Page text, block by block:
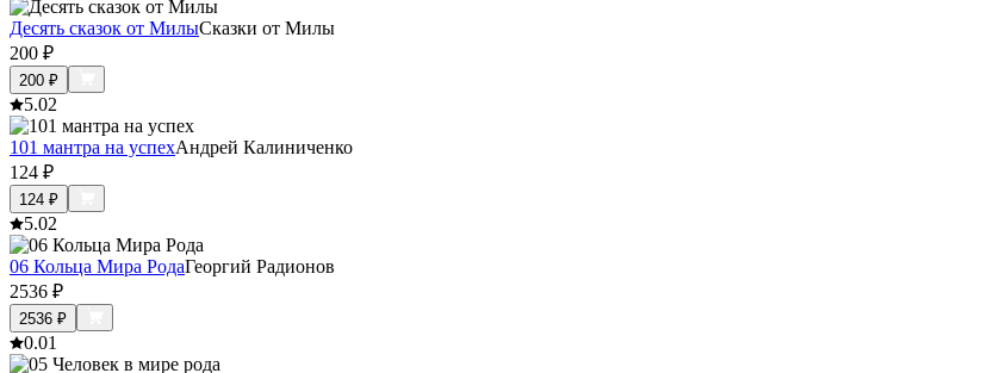
Десять сказок от МилыСказки от Милы
200 ₽
200 ₽
5.02
101 мантра на успехАндрей Калиниченко
124 ₽
124 ₽
5.02
06 Кольца Мира РодаГеоргий Радионов
2536 ₽
2536 ₽
0.01